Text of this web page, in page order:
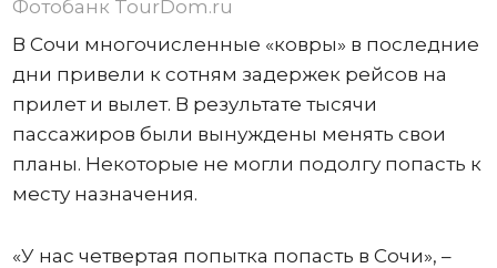
Фотобанк TourDom.ru
В Сочи многочисленные «ковры» в последние
дни привели к сотням задержек рейсов на
прилет и вылет. В результате тысячи
пассажиров были вынуждены менять свои
планы. Некоторые не могли подолгу попасть к
месту назначения.
«У нас четвертая попытка попасть в Сочи», –